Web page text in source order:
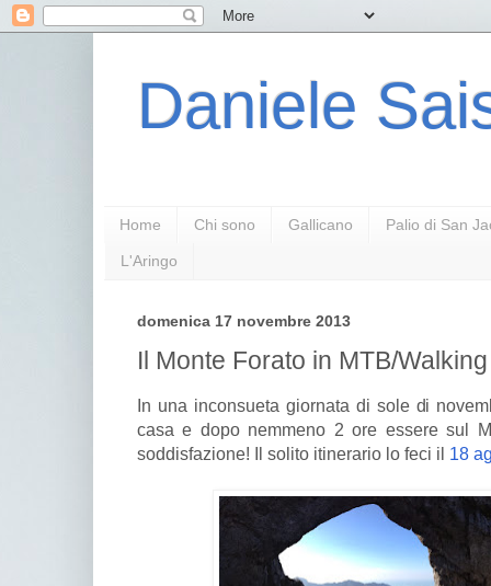
Daniele
Home Chi sono Gallicano Palio di San
L'Aringo
domenica 17 novembre 2013
Il Monte Forato in MTB/Walking
In una inconsueta giornata di sole di
casa e dopo nemmeno 2 ore essere sul
soddisfazione! Il solito itinerario lo feci il 18